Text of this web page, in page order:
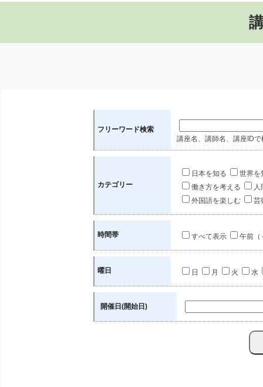
フリーワード検索
講座名、講師名、講座IDで
カテゴリー
日本を知る
世界を
働き方を考える
人
外国語を楽しむ
芸
時間帯 すべて表示 午前（
曜日 日 月 火 水
開催日(開始日)